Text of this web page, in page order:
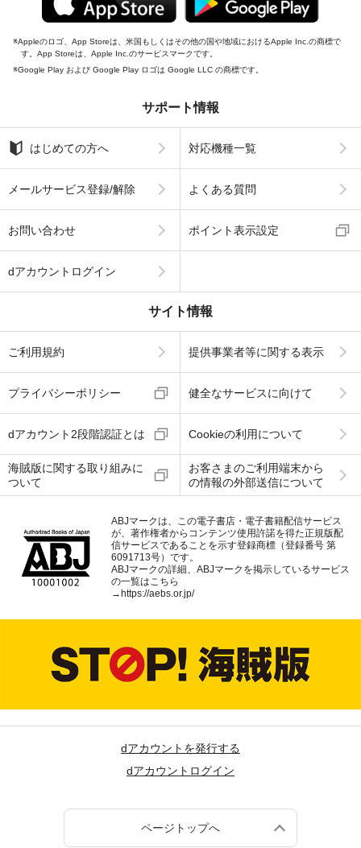
Appleのロゴ、App Storeは、米国もしくはその他の国や地域におけるApple Inc.の商標で
す。App Storeは、Apple Inc.のサービスマークです。
Google Play および Google Play ロゴは Google LLC の商標です。
サポート情報
はじめての方へ 対応機種一覧
メールサービス登録/解除 よくある質問
お問い合わせ ポイント表示設定
dアカウントログイン
サイト情報
ご利用規約 提供事業者等に関する表示
プライバシーポリシー 健全なサービスに向けて
dアカウント2段階認証とは Cookieの利用について
海賊版に関する取り組みに
ついて
お客さまのご利用端末から
の情報の外部送信について
ABJマークは、この電子書店・電子書籍配信サービス
が、著作権者からコンテンツ使用許諾を得た正規版配
信サービスであることを示す登録商標（登録番号 第
6091713号）です。
ABJマークの詳細、ABJマークを掲示しているサービス
の一覧はこちら
→ https://aebs.or.jp/
dアカウントを発行する
dアカウントログイン
ページトップへ